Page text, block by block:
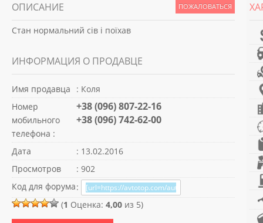
ОПИСАНИЕ ПОЖАЛОВАТЬСЯ
Стан нормальний сів і поїхав
ИНФОРМАЦИЯ О ПРОДАВЦЕ
Имя продавца
: Коля
Номер
мобильного
телефона :
+38 (096) 807-22-16
+38 (096) 742-62-00
Дата
: 13.02.2016
Просмотров
: 902
Код для форума:
(1 Оценка: 4,00 из 5)